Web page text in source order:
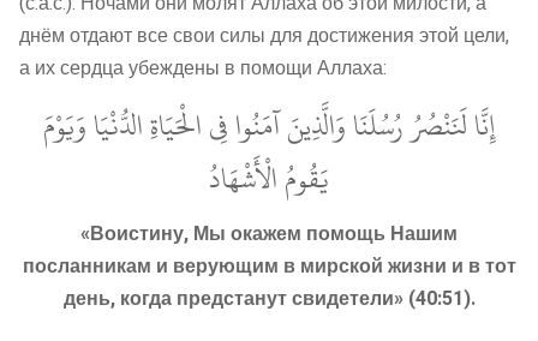
днём отдают все свои силы для достижения этой цели,
а их сердца убеждены в помощи Аллаха:
إِنَّا لَنَنْصُرُ رُسُلَنَا وَالَّذِينَ آمَنُوا فِي الْحَيَاةِ الدُّنْيَا وَيَوْمَ
يَقُومُ الْأَشْهَادُ
«Воистину, Мы окажем помощь Нашим
посланникам и верующим в мирской жизни и в тот
день, когда предстанут свидетели» (40:51).